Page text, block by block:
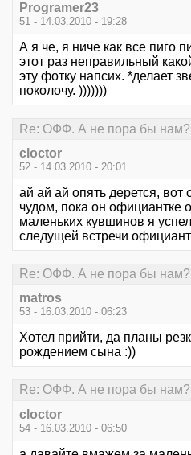
Programer23
51 - 14.03.2010 - 19:28
А я че, я ниче как все пиго
этот раз неправильный
эту фотку напсих. *делает
поколочу. )))))))
Re: ОФФ. А не пора бы
cloctor
52 - 14.03.2010 - 20:01
ай ай ай опять дерется, вот
чудом, пока он официантке
маленьких кувшинов я
следущей встречи
Re: ОФФ. А не пора бы
matros
53 - 16.03.2010 - 06:23
Хотел прийти, да планы
рождением сына :))
Re: ОФФ. А не пора бы
cloctor
54 - 16.03.2010 - 06:50